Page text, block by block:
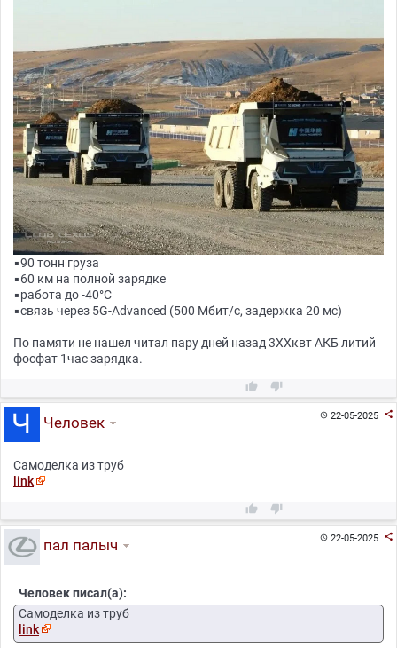
▪️90 тонн груза
▪️60 км на полной зарядке
▪️работа до -40°C
▪️связь через 5G-Advanced (500 Мбит/с, задержка 20 мс)
По памяти не нашел читал пару дней назад 3ХХквт АКБ литий
фосфат 1час зарядка.
 
22-05-2025 
Человек
Самоделка из труб
link
 
22-05-2025 
пал палыч
Человек писал(а):
Самоделка из труб
link